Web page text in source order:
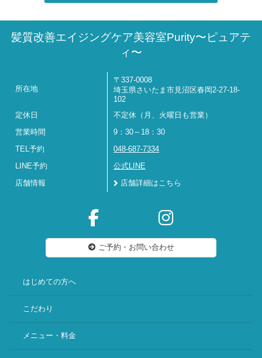
髪質改善エイジングケア美容室Purity〜ピュアテ
ィ〜
所在地
〒337-0008
埼玉県さいたま市見沼区春岡2-27-18-
102
定休日
不定休（月、火曜日も営業）
営業時間 9：30～18：30
TEL予約 048-687-7334
LINE予約 公式LINE
店舗情報 店舗詳細はこちら
ご予約・お問い合わせ
はじめての方へ
こだわり
メニュー・料金